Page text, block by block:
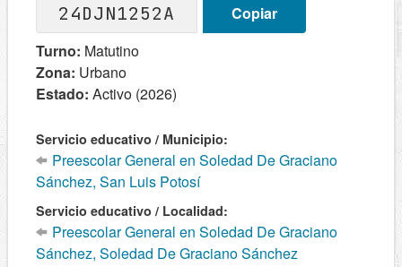
24DJN1252A
Copiar
Turno: Matutino
Zona: Urbano
Estado: Activo (2026)
Servicio educativo / Municipio:
Preescolar General en Soledad De Graciano
Sánchez, San Luis Potosí
Servicio educativo / Localidad:
Preescolar General en Soledad De Graciano
Sánchez, Soledad De Graciano Sánchez